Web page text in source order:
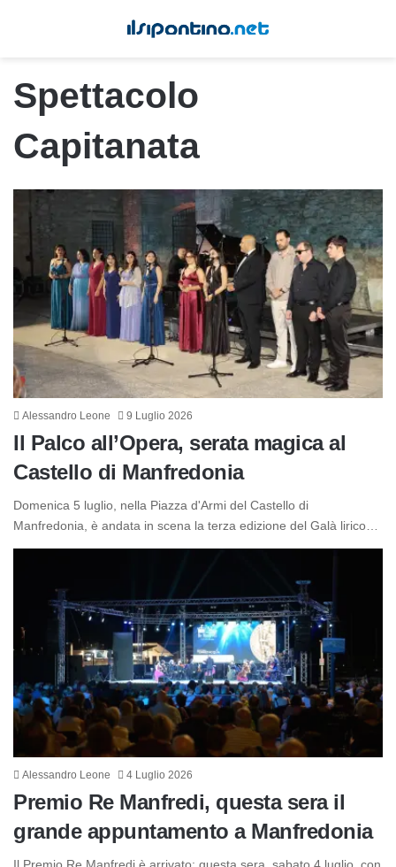
Spettacolo
Capitanata
Alessandro Leone 9 Luglio 2026
Il Palco all’Opera, serata magica al
Castello di Manfredonia
Domenica 5 luglio, nella Piazza d'Armi del Castello di
Manfredonia, è andata in scena la terza edizione del Galà lirico…
Alessandro Leone 4 Luglio 2026
Premio Re Manfredi, questa sera il
grande appuntamento a Manfredonia